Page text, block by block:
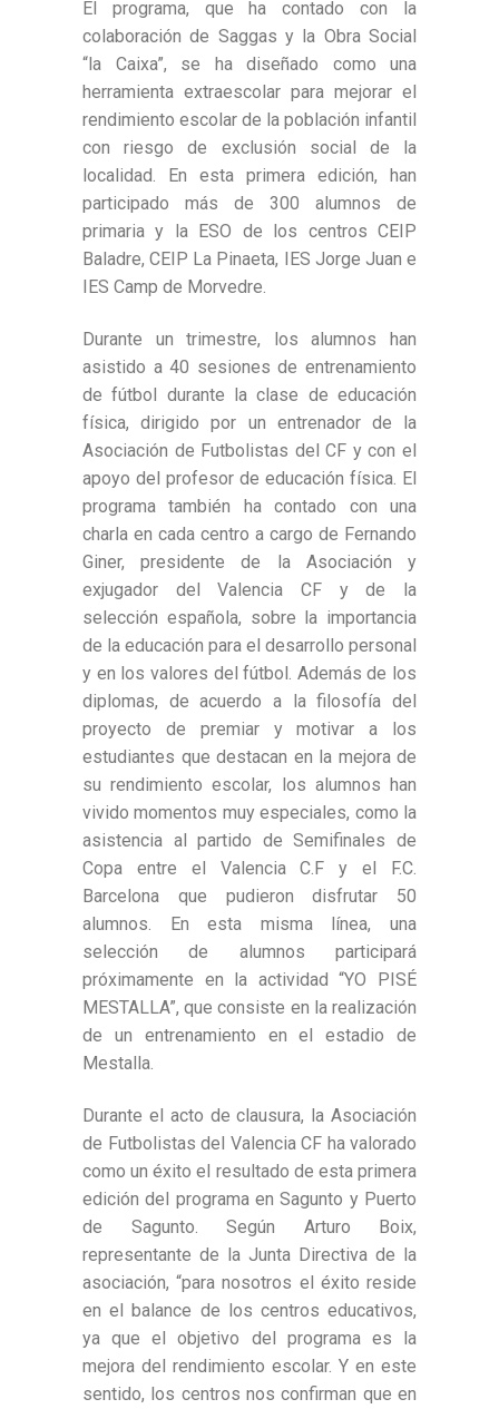
El programa, que ha contado con la
colaboración de Saggas y la Obra Social
“la Caixa”, se ha diseñado como una
herramienta extraescolar para mejorar el
rendimiento escolar de la población infantil
con riesgo de exclusión social de la
localidad. En esta primera edición, han
participado más de 300 alumnos de
primaria y la ESO de los centros CEIP
Baladre, CEIP La Pinaeta, IES Jorge Juan e
IES Camp de Morvedre.
Durante un trimestre, los alumnos han
asistido a 40 sesiones de entrenamiento
de fútbol durante la clase de educación
física, dirigido por un entrenador de la
Asociación de Futbolistas del CF y con el
apoyo del profesor de educación física. El
programa también ha contado con una
charla en cada centro a cargo de Fernando
Giner, presidente de la Asociación y
exjugador del Valencia CF y de la
selección española, sobre la importancia
de la educación para el desarrollo personal
y en los valores del fútbol. Además de los
diplomas, de acuerdo a la filosofía del
proyecto de premiar y motivar a los
estudiantes que destacan en la mejora de
su rendimiento escolar, los alumnos han
vivido momentos muy especiales, como la
asistencia al partido de Semifinales de
Copa entre el Valencia C.F y el F.C.
Barcelona que pudieron disfrutar 50
alumnos. En esta misma línea, una
selección de alumnos participará
próximamente en la actividad “YO PISÉ
MESTALLA”, que consiste en la realización
de un entrenamiento en el estadio de
Mestalla.
Durante el acto de clausura, la Asociación
de Futbolistas del Valencia CF ha valorado
como un éxito el resultado de esta primera
edición del programa en Sagunto y Puerto
de Sagunto. Según Arturo Boix,
representante de la Junta Directiva de la
asociación, “para nosotros el éxito reside
en el balance de los centros educativos,
ya que el objetivo del programa es la
mejora del rendimiento escolar. Y en este
sentido, los centros nos confirman que en